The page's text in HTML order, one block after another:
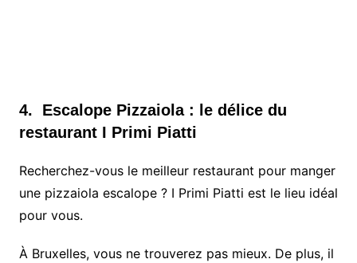
4. Escalope Pizzaiola : le délice du
restaurant I Primi Piatti
Recherchez-vous le meilleur restaurant pour manger
une pizzaiola escalope ? I Primi Piatti est le lieu idéal
pour vous.
À Bruxelles, vous ne trouverez pas mieux. De plus, il